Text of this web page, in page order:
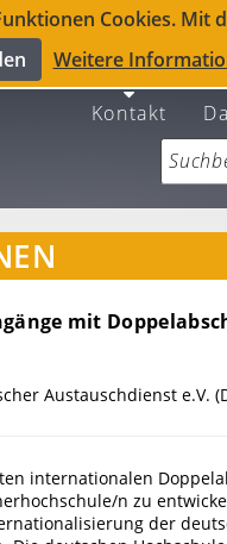
Cookies. Mit
Weitere
Kontakt
mit
Austauschdienst e.V.
internationalen
n zu
der